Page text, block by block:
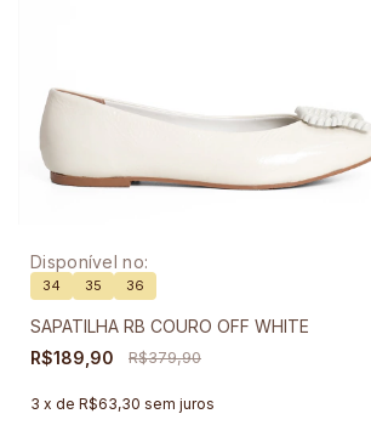
Disponível no:
34 35 36
SAPATILHA RB COURO OFF WHITE
R$189,90
R$379,90
3 x de R$63,30 sem juros